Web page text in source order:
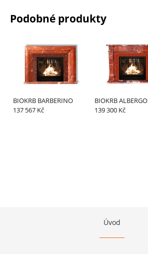
Podobné produkty
BIOKRB BARBERINO
137 567 Kč
BIOKRB ALBERGO
139 300 Kč
Úvod